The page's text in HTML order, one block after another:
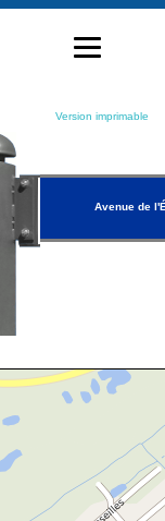
Version imprimable
Avenue de